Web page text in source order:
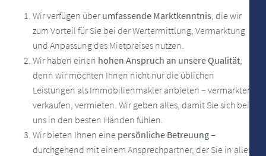
Wir verfügen über umfassende Marktkenntnis, die wir
zum Vorteil für Sie bei der Wertermittlung, Vermarktung
und Anpassung des Mietpreises nutzen.
Wir haben einen hohen Anspruch an unsere Qualität,
denn wir möchten Ihnen nicht nur die üblichen
Leistungen als Immobilienmakler anbieten – vermarkten,
verkaufen, vermieten. Wir geben alles, damit Sie sich bei
uns in den besten Händen fühlen.
Wir bieten Ihnen eine persönliche Betreuung–
durchgehend mit einem Ansprechpartner, der Sie in allen